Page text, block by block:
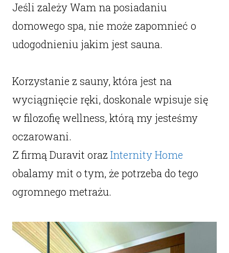
Jeśli zależy Wam na posiadaniu
domowego spa, nie może zapomnieć o
udogodnieniu jakim jest sauna.
Korzystanie z sauny, która jest na
wyciągnięcie ręki, doskonale wpisuje się
w filozofię wellness, którą my jesteśmy
oczarowani.
Z firmą Duravit oraz Internity Home
obalamy mit o tym, że potrzeba do tego
ogromnego metrażu.